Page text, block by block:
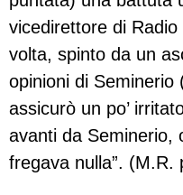
vicedirettore di
volta, spinto da un
opinioni di Seminerio
assicurò un po’
avanti da Seminerio,
fregava nulla”. (M.R.